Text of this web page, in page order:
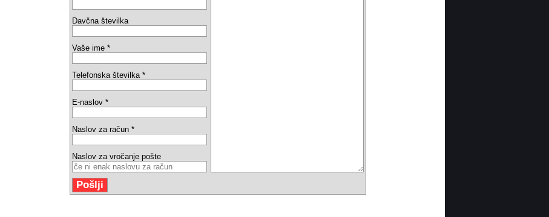
Davčna številka
Vaše ime *
Telefonska številka *
E-naslov *
Naslov za račun *
Naslov za vročanje pošte